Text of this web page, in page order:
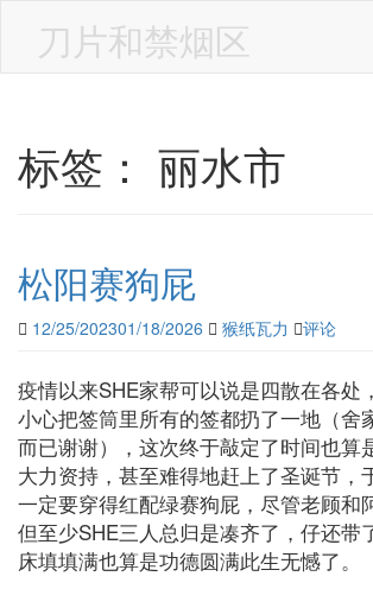
刀片和禁烟区
标签： 丽水市
松阳赛狗屁
12/25/202301/18/2026 猴纸瓦力 评论
疫情以来SHE家帮可以说是四散在各处
小心把签筒里所有的签都扔了一地（舍
而已谢谢），这次终于敲定了时间也算
大力资持，甚至难得地赶上了圣诞节，
一定要穿得红配绿赛狗屁，尽管老顾和
但至少SHE三人总归是凑齐了，仔还带
床填填满也算是功德圆满此生无憾了。